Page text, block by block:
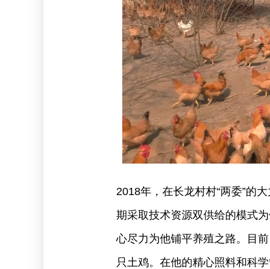
2018年，在长龙村村“两委”的
期采取技术资源双供给的模式
心尽力为他铺平养殖之路。目
只土鸡。在他的精心照料和科